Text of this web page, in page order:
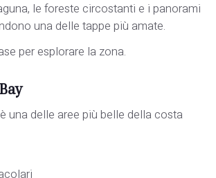
le foreste circostanti e i panorami
una delle tappe più amate.
per esplorare la zona.
una delle aree più belle della costa